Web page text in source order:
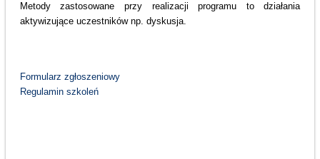
Metody zastosowane przy realizacji programu to działania
aktywizujące uczestników np. dyskusja.
Formularz zgłoszeniowy
Regulamin szkoleń